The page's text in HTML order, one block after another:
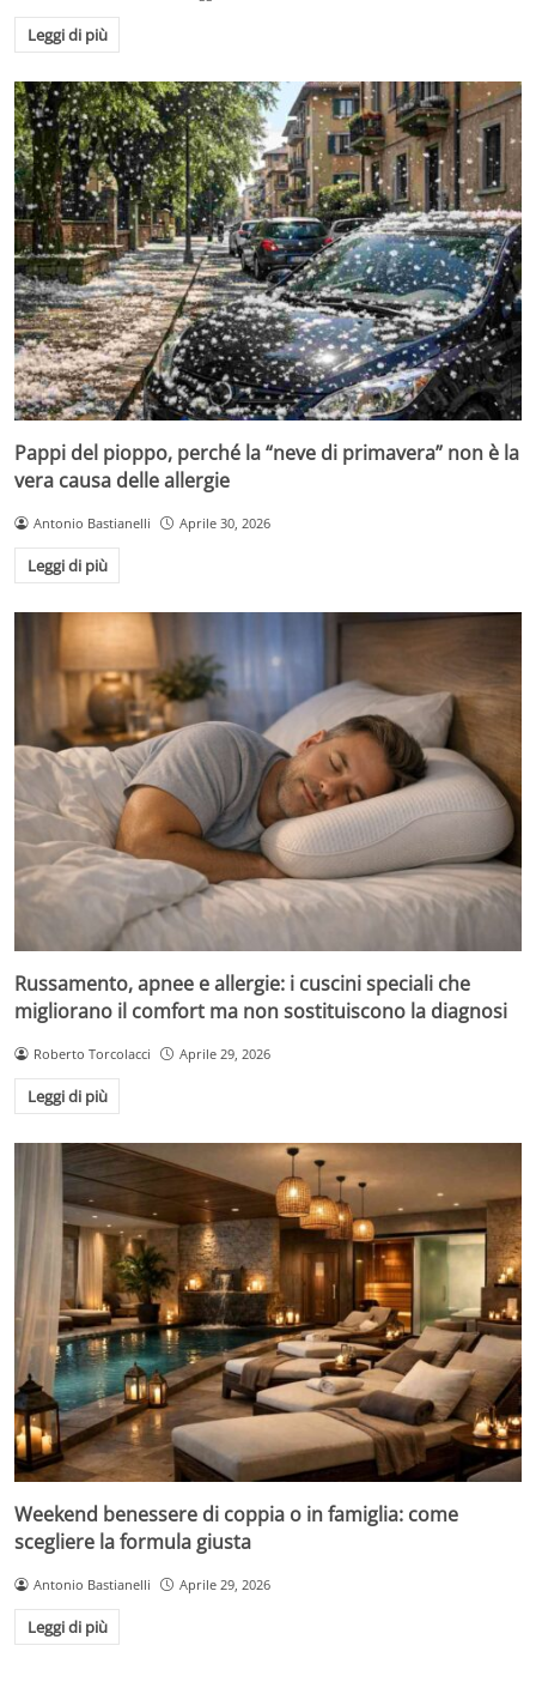
Leggi di più
Pappi del pioppo, perché la “neve di primavera” non è la
vera causa delle allergie
Antonio Bastianelli Aprile 30, 2026
Leggi di più
Russamento, apnee e allergie: i cuscini speciali che
migliorano il comfort ma non sostituiscono la diagnosi
Roberto Torcolacci Aprile 29, 2026
Leggi di più
Weekend benessere di coppia o in famiglia: come
scegliere la formula giusta
Antonio Bastianelli Aprile 29, 2026
Leggi di più